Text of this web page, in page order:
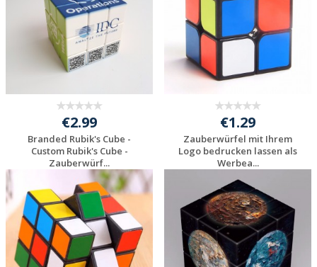
€2.99
Branded Rubik's Cube -
Custom Rubik's Cube -
Zauberwürf...
Preis unverbindlich
anfragen
€1.29
Zauberwürfel mit Ihrem
Logo bedrucken lassen als
Werbea...
Preis unverbindlich
anfragen